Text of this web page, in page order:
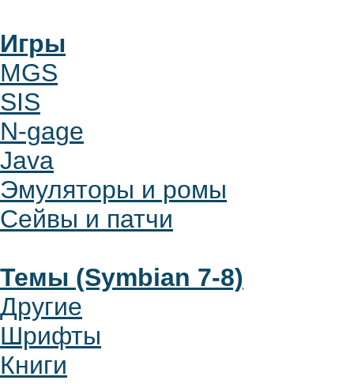
Игры
MGS
SIS
N-gage
Java
Эмуляторы и ромы
Сейвы и патчи
Темы (Symbian 7-8)
Другие
Шрифты
Книги